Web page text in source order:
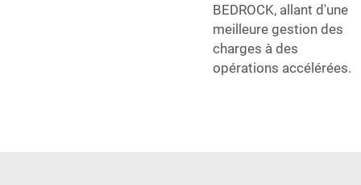
BEDROCK, allant d'une
meilleure gestion des
charges à des
opérations accélérées.